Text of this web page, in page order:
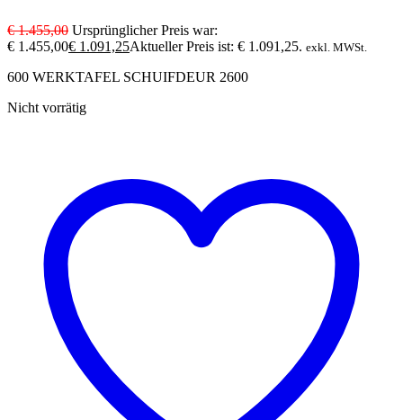
€1.455,00 Ursprünglicher Preis war:
€ 1.455,00€ 1.091,25Aktueller Preis ist: € 1.091,25. exkl. MWSt.
600 WERKTAFEL SCHUIFDEUR 2600
Nicht vorrätig